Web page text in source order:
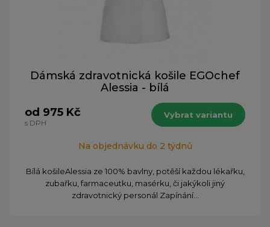
Dámská zdravotnická košile EGOchef
Alessia - bílá
od 975 Kč
s DPH
Vybrat variantu
Na objednávku do 2 týdnů
Bílá košileAlessia ze 100% bavlny, potěší každou lékařku,
zubařku, farmaceutku, masérku, či jakýkoli jiný
zdravotnický personál Zapínání...